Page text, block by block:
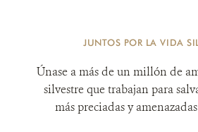
JUNTOS POR LA VIDA
Únase a más de un millón de
silvestre que trabajan para
más preciadas y